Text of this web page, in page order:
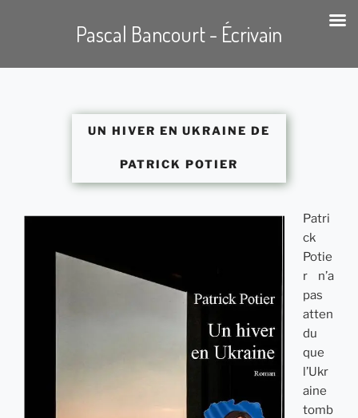
UN HIVER EN UKRAINE DE
PATRICK POTIER
Patri
ck
Potie
r n’a
pas
atten
du
que
l’Ukr
aine
tomb
Pascal Bancourt - Écrivain